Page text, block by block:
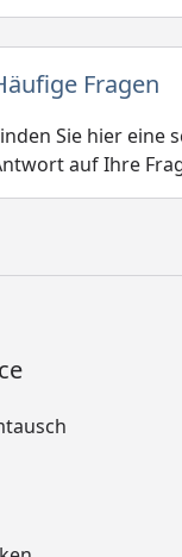
Fragen
Sie hier eine
auf Ihre